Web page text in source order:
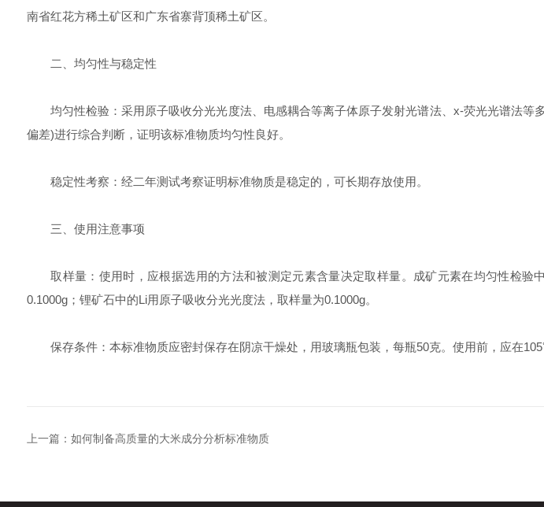
南省红花方稀土矿区和广东省寨背顶稀土矿区。
二、均匀性与稳定性
均匀性检验：采用原子吸收分光光度法、电感耦合等离子体原子发射光谱法、x-荧光光谱法等
偏差)进行综合判断，证明该标准物质均匀性良好。
稳定性考察：经二年测试考察证明标准物质是稳定的，可长期存放使用。
三、使用注意事项
取样量：使用时，应根据选用的方法和被测定元素含量决定取样量。成矿元素在均匀性检验
0.1000g；锂矿石中的Li用原子吸收分光光度法，取样量为0.1000g。
保存条件：本标准物质应密封保存在阴凉干燥处，用玻璃瓶包装，每瓶50克。使用前，应在
上一篇： 如何制备高质量的大米成分分析标准物质